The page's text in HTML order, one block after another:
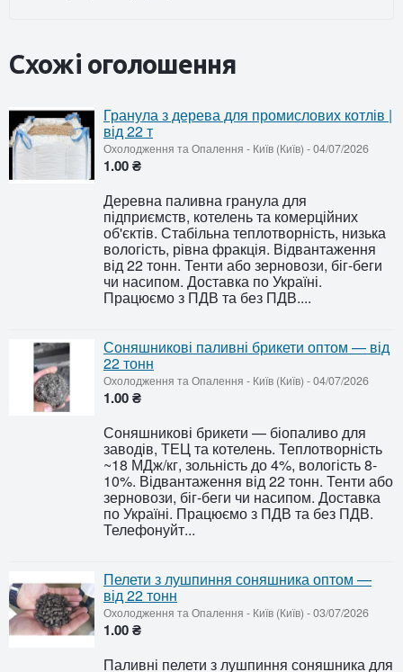
Схожі оголошення
Гранула з дерева для промислових котлів |
від 22 т
Охолодження та Опалення - Київ (Київ) -04/07/2026
1.00 ₴
Деревна паливна гранула для
підприємств, котелень та комерційних
об'єктів. Стабільна теплотворність, низька
вологість, рівна фракція. Відвантаження
від 22 тонн. Тенти або зерновози, біг-беги
чи насипом. Доставка по Україні.
Працюємо з ПДВ та без ПДВ....
Соняшникові паливні брикети оптом — від
22 тонн
Охолодження та Опалення - Київ (Київ) -04/07/2026
1.00 ₴
Соняшникові брикети — біопаливо для
заводів, ТЕЦ та котелень. Теплотворність
~18 МДж/кг, зольність до 4%, вологість 8-
10%. Відвантаження від 22 тонн. Тенти або
зерновози, біг-беги чи насипом. Доставка
по Україні. Працюємо з ПДВ та без ПДВ.
Телефонуйт...
Пелети з лушпиння соняшника оптом —
від 22 тонн
Охолодження та Опалення - Київ (Київ) -03/07/2026
1.00 ₴
Паливні пелети з лушпиння соняшника для